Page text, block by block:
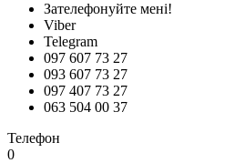
Зателефонуйте мені!
Viber
Telegram
097 607 73 27
093 607 73 27
097 407 73 27
063 504 00 37
Телефон
0